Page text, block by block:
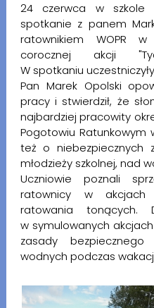
24 czerwca w szkole
spotkanie z panem
ratownikiem WOPR
corocznej akcji
W spotkaniu
Pan Marek Opolski
pracy i stwierdził, że
najbardziej pracowity
Pogotowiu Ratunkowym
też o niebezpiecznych
młodzieży szkolnej, nad
Uczniowie poznali
ratownicy w
ratowania tonących.
w symulowanych
zasady
wodnych podczas